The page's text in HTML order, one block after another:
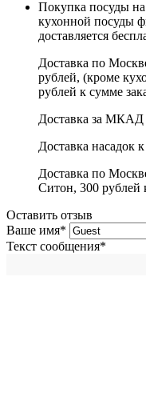
Покупка посуды
кухонной посуды
доставляется
Доставка по
рублей, (кроме
рублей к сумме
Доставка за МКАД
Доставка насадок
Доставка по
Ситон, 300 рублей
Оставить отзыв
Ваше имя*
Текст сообщения*